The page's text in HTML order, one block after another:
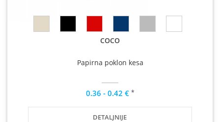
COCO
Papirna poklon kesa
0.36 - 0.42 € *
DETALJNIJE